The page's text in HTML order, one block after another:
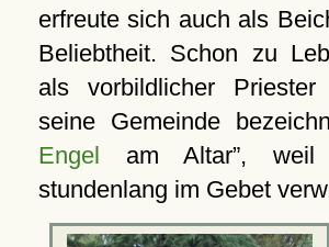
erfreute sich auch als
Beliebtheit. Schon zu
als vorbildlicher
seine Gemeinde
Engel am Altar , weil
stundenlang im Gebet